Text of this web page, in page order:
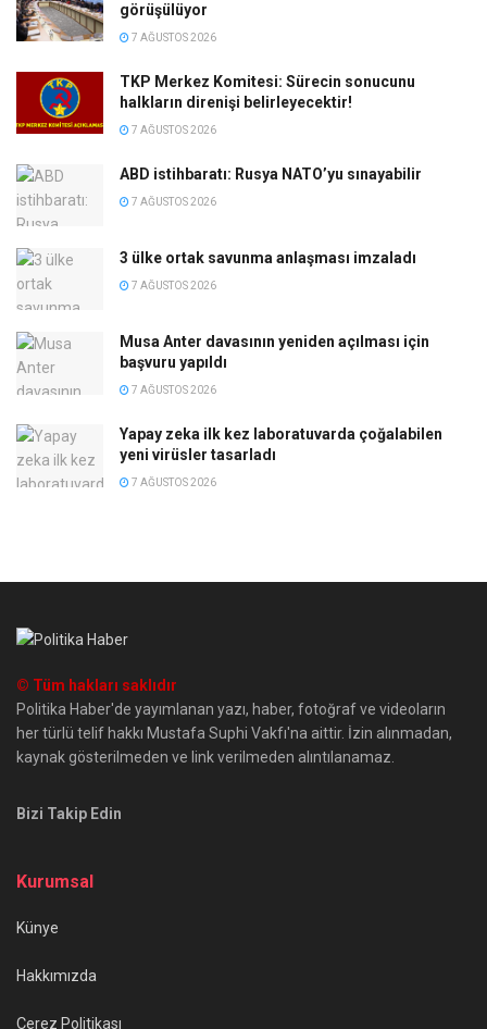
görüşülüyor
7 AĞUSTOS 2026
TKP Merkez Komitesi: Sürecin sonucunu
halkların direnişi belirleyecektir!
7 AĞUSTOS 2026
ABD istihbaratı: Rusya NATO’yu sınayabilir
7 AĞUSTOS 2026
3 ülke ortak savunma anlaşması imzaladı
7 AĞUSTOS 2026
Musa Anter davasının yeniden açılması için
başvuru yapıldı
7 AĞUSTOS 2026
Yapay zeka ilk kez laboratuvarda çoğalabilen
yeni virüsler tasarladı
7 AĞUSTOS 2026
© Tüm hakları saklıdır
Politika Haber'de yayımlanan yazı, haber, fotoğraf ve videoların
her türlü telif hakkı Mustafa Suphi Vakfı'na aittir. İzin alınmadan,
kaynak gösterilmeden ve link verilmeden alıntılanamaz.
Bizi Takip Edin
Kurumsal
Künye
Hakkımızda
Çerez Politikası